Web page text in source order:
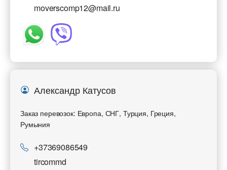
moverscomp12@mail.ru
Александр Катусов
Заказ перевозок: Европа, СНГ, Турция, Греция,
Румыния
+37369086549
tircommd